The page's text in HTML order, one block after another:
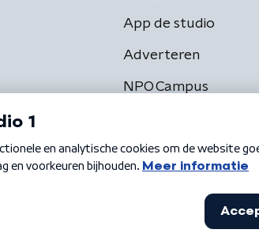
App de studio
Adverteren
NPO Campus
Privacybeleid